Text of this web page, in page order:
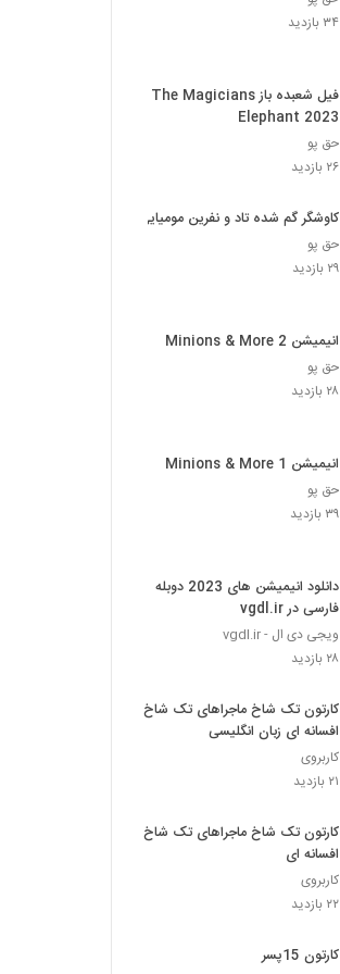
۳۴ بازدید
فیل شعبده باز The Magicians
Elephant 2023
حق پو
۲۶ بازدید
کاوشگر گم شده تاد و نفرین مومیایی
حق پو
۲۹ بازدید
انیمیشن Minions & More 2
حق پو
۲۸ بازدید
انیمیشن Minions & More 1
حق پو
۳۹ بازدید
دانلود انیمیشن های 2023 دوبله
فارسی در vgdl.ir
ویجی دی ال - vgdl.ir
۲۸ بازدید
کارتون تک شاخ ماجراهای تک شاخ
افسانه ای زبان انگلیسی
کاربروی
۲۱ بازدید
کارتون تک شاخ ماجراهای تک شاخ
افسانه ای
کاربروی
۲۲ بازدید
کارتون 15پسر